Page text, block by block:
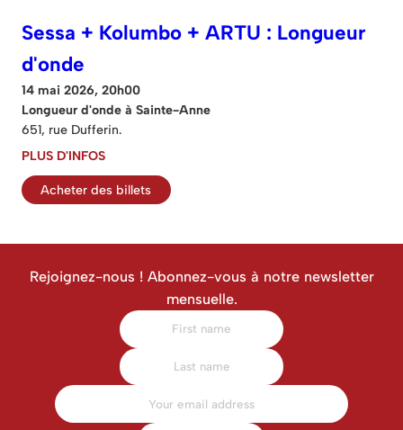
Sessa + Kolumbo + ARTU : Longueur
d'onde
14 mai 2026, 20h00
Longueur d'onde à Sainte-Anne
651, rue Dufferin.
PLUS D'INFOS
Acheter des billets
Rejoignez-nous ! Abonnez-vous à notre newsletter
mensuelle.